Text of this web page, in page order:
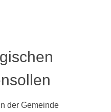
der Gemeinde